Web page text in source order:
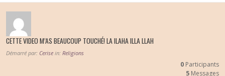
CETTE VIDEO M’AS BEAUCOUP TOUCHÉ! LA ILAHA ILLA LLAH
Démarré par: Cerise in: Religions
0 Participants
5 Messages